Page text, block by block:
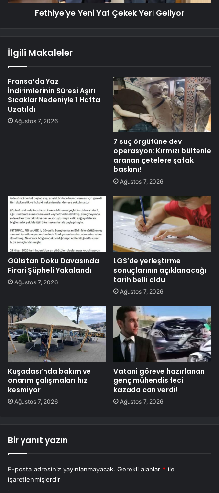
Fethiye'ye Yeni Yat Çekek Yeri Geliyor
İlgili Makaleler
Fransa’da Yaz
İndirimlerinin Süresi Aşırı
Sıcaklar Nedeniyle 1 Hafta
Uzatıldı
Ağustos 7, 2026
7 suç örgütüne dev
operasyon: Kırmızı bültenle
aranan çetelere şafak
baskını!
Ağustos 7, 2026
Gülistan Doku Davasında
Firari Şüpheli Yakalandı
Ağustos 7, 2026
LGS’de yerleştirme
sonuçlarının açıklanacağı
tarih belli oldu
Ağustos 7, 2026
Kuşadası’nda bakım ve
onarım çalışmaları hız
kesmiyor
Ağustos 7, 2026
Vatani göreve hazırlanan
genç mühendis feci
kazada can verdi!
Ağustos 7, 2026
Bir yanıt yazın
E-posta adresiniz yayınlanmayacak. Gerekli alanlar * ile
işaretlenmişlerdir